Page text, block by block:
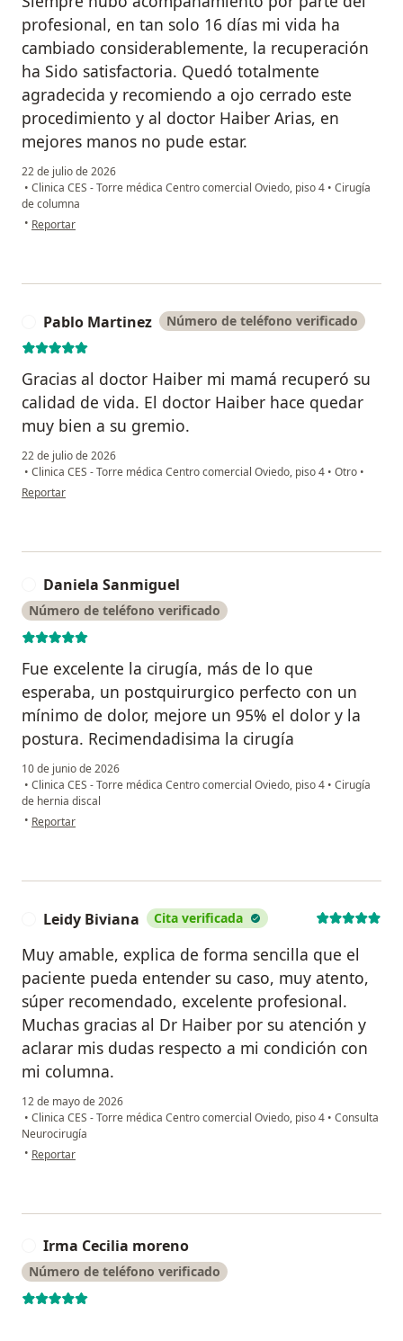
profesional, en tan solo 16 días mi vida ha
cambiado considerablemente, la recuperación
ha Sido satisfactoria. Quedó totalmente
agradecida y recomiendo a ojo cerrado este
procedimiento y al doctor Haiber Arias, en
mejores manos no pude estar.
22 de julio de 2026
• Clinica CES - Torre médica Centro comercial Oviedo, piso 4 • Cirugía
de columna
• en opinión del usuario Maria Alejandra Posada M
Reportar
Pablo Martinez Número de teléfono verificado
Gracias al doctor Haiber mi mamá recuperó su
calidad de vida. El doctor Haiber hace quedar
muy bien a su gremio.
22 de julio de 2026
• Clinica CES - Torre médica Centro comercial Oviedo, piso 4 • Otro •
en opinión del usuario Pablo Martinez
Reportar
Daniela Sanmiguel
Número de teléfono verificado
Fue excelente la cirugía, más de lo que
esperaba, un postquirurgico perfecto con un
mínimo de dolor, mejore un 95% el dolor y la
postura. Recimendadisima la cirugía
10 de junio de 2026
• Clinica CES - Torre médica Centro comercial Oviedo, piso 4 • Cirugía
de hernia discal
• en opinión del usuario Daniela Sanmiguel
Reportar
Leidy Biviana Cita verificada
Muy amable, explica de forma sencilla que el
paciente pueda entender su caso, muy atento,
súper recomendado, excelente profesional.
Muchas gracias al Dr Haiber por su atención y
aclarar mis dudas respecto a mi condición con
mi columna.
12 de mayo de 2026
• Clinica CES - Torre médica Centro comercial Oviedo, piso 4 • Consulta
Neurocirugía
• en opinión del usuario Leidy Biviana
Reportar
Irma Cecilia moreno
Número de teléfono verificado